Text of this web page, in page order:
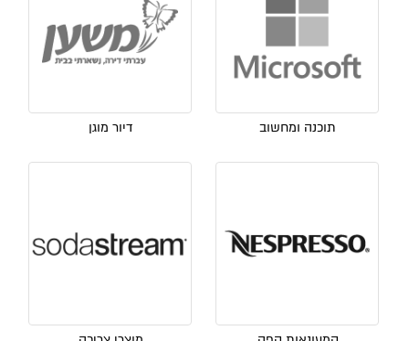
תוכנה ומחשוב דיור מוגן